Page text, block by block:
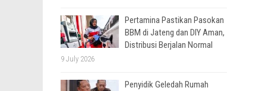
Pertamina Pastikan Pasokan
BBM di Jateng dan DIY Aman,
Distribusi Berjalan Normal
9 July 2026
Penyidik Geledah Rumah